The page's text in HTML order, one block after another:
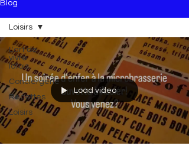
Blog
L'art de
vivre
lotois
Conciergerie
Recettes
Loisirs
Loisirs
Load video